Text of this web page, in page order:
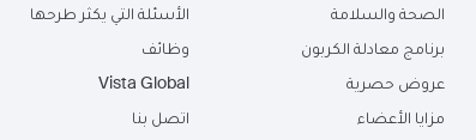
الصحة والسلامة
برنامج معادلة الكربون
عروض حصرية
مزايا الأعضاء
الأسئلة التي يكثر طرحها
وظائف
Vista Global
اتصل بنا